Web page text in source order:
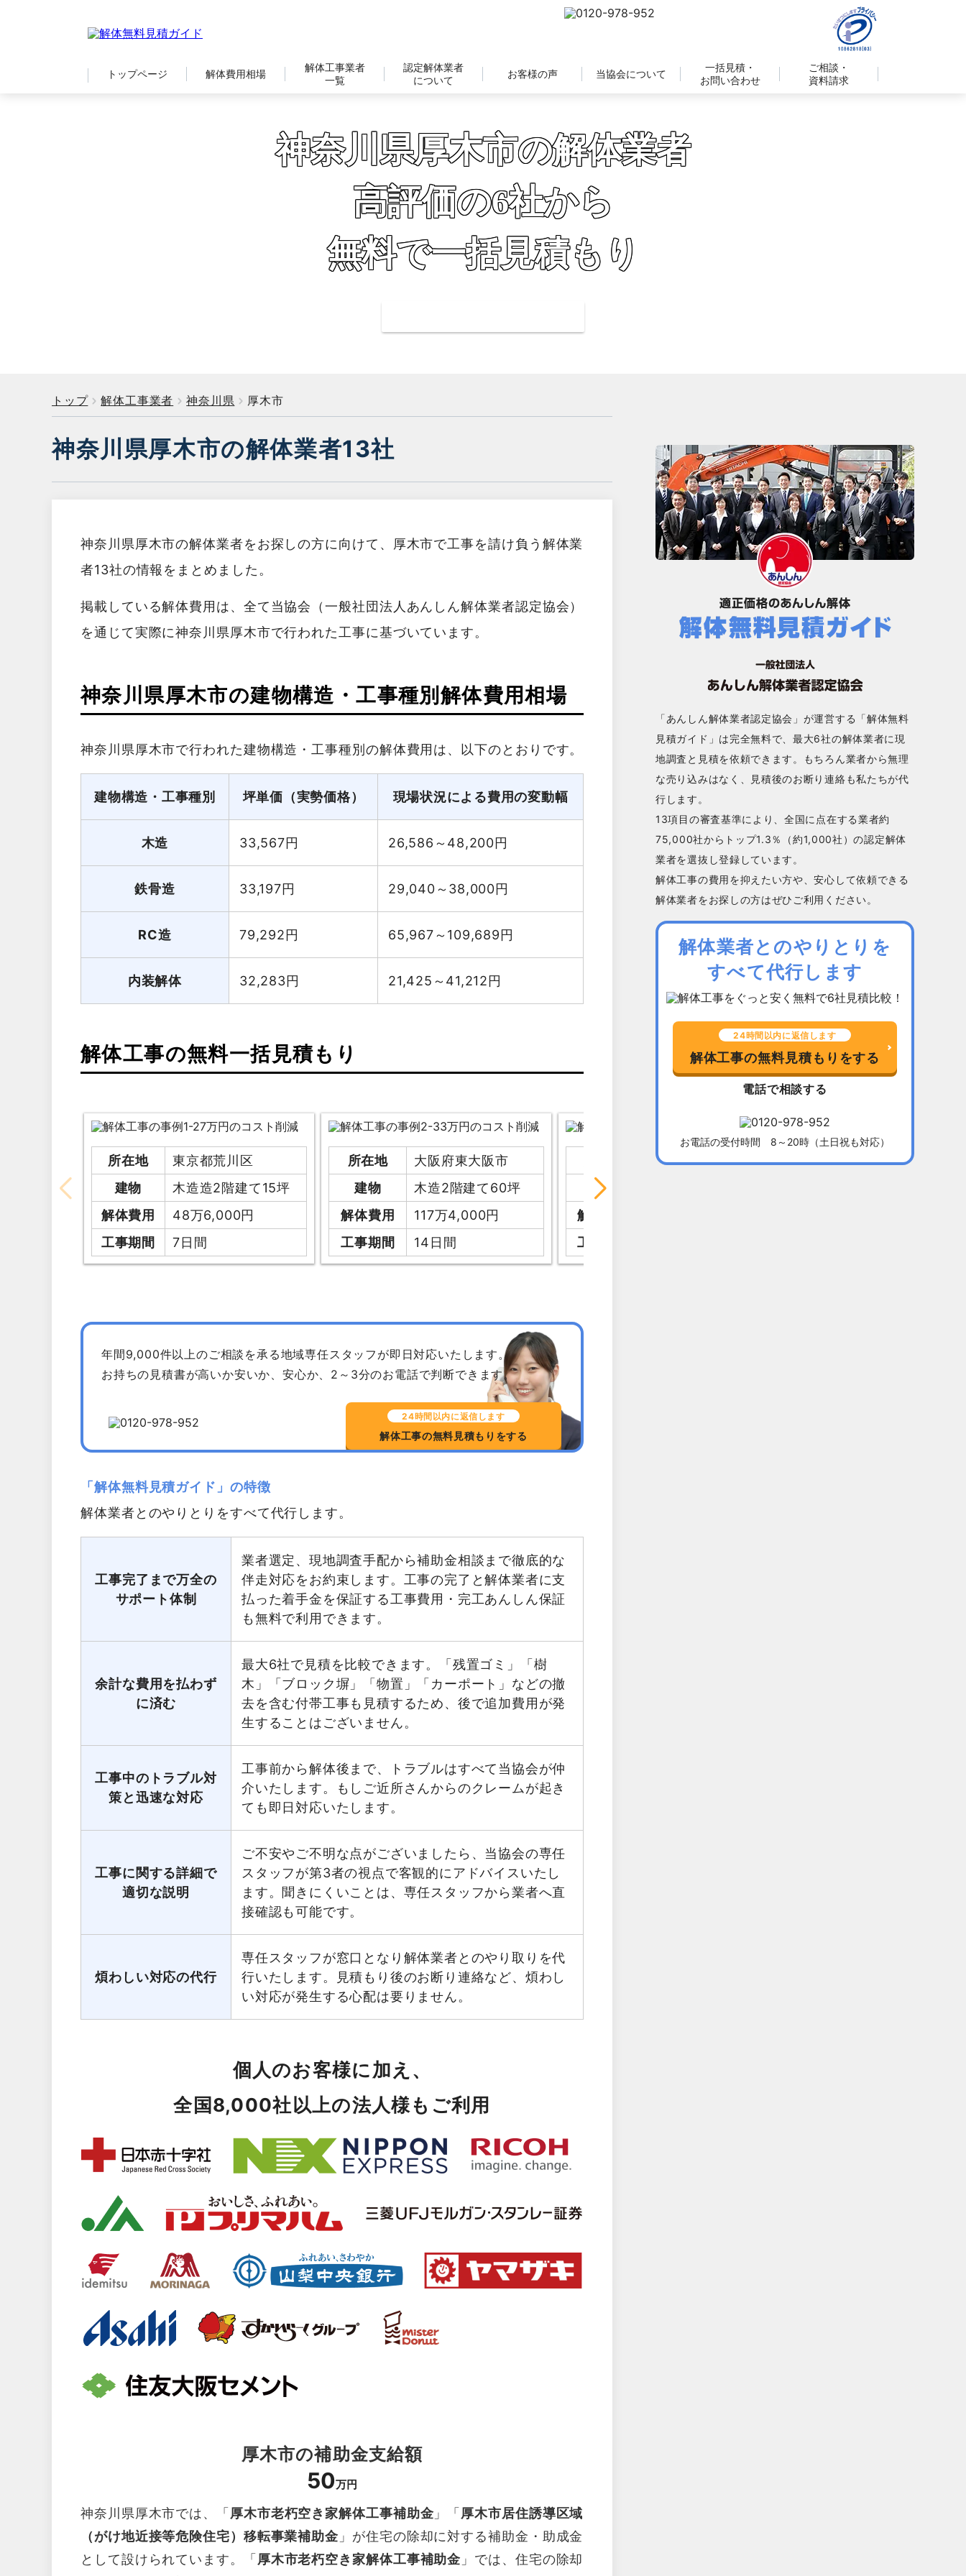
トップページ 解体費用相場
解体工事業者
一覧
認定解体業者
について
お客様の声 当協会について
一括見積・
お問い合わせ
ご相談・
資料請求
神奈川県厚木市の解体業者
高評価の6社から
無料で一括見積もり
トップ 解体工事業者 神奈川県 厚木市
神奈川県厚木市の解体業者13社
神奈川県厚木市の解体業者をお探しの方に向けて、厚木市で工事を請け負う解体業
者13社の情報をまとめました。
掲載している解体費用は、全て当協会（一般社団法人あんしん解体業者認定協会）
を通じて実際に神奈川県厚木市で行われた工事に基づいています。
神奈川県厚木市の建物構造・工事種別解体費用相場
神奈川県厚木市で行われた建物構造・工事種別の解体費用は、以下のとおりです。
建物構造・工事種別 坪単価（実勢価格） 現場状況による費用の変動幅
木造 33,567円 26,586～48,200円
鉄骨造 33,197円 29,040～38,000円
RC造 79,292円 65,967～109,689円
内装解体 32,283円 21,425～41,212円
解体工事の無料一括見積もり
所在地
東京都荒川区
建物
木造造2階建て15坪
解体費用
48万6,000円
工事期間
7日間
所在地
大阪府東大阪市
建物
木造2階建て60坪
解体費用
117万4,000円
工事期間
14日間
千葉県習志野市
建物
解体費用
工事期間
所在地
福岡県北九
年間9,000件以上のご相談を承る地域専任スタッフが即日対応いたします。
お持ちの見積書が高いか安いか、安心か、2～3分のお電話で判断できます。
24時間以内に返信します
解体工事の無料見積もりをする
「解体無料見積ガイド」の特徴
解体業者とのやりとりをすべて代行します。
工事完了まで万全の
サポート体制
業者選定、現地調査手配から補助金相談まで徹底的な
伴走対応をお約束します。工事の完了と解体業者に支
払った着手金を保証する工事費用・完工あんしん保証
も無料で利用できます。
余計な費用を払わず
に済む
最大6社で見積を比較できます。「残置ゴミ」「樹
木」「ブロック塀」「物置」「カーポート」などの撤
去を含む付帯工事も見積するため、後で追加費用が発
生することはございません。
工事中のトラブル対
策と迅速な対応
工事前から解体後まで、トラブルはすべて当協会が仲
介いたします。もしご近所さんからのクレームが起き
ても即日対応いたします。
工事に関する詳細で
適切な説明
ご不安やご不明な点がございましたら、当協会の専任
スタッフが第3者の視点で客観的にアドバイスいたし
ます。聞きにくいことは、専任スタッフから業者へ直
接確認も可能です。
煩わしい対応の代行
専任スタッフが窓口となり解体業者とのやり取りを代
行いたします。見積もり後のお断り連絡など、煩わし
い対応が発生する心配は要りません。
個人のお客様に加え、
全国8,000社以上の法人様もご利用
厚木市の補助金支給額
50万円
神奈川県厚木市では、「 厚木市老朽空き家解体工事補助金 」「 厚木市居住誘導区域
（がけ地近接等危険住宅）移転事業補助金 」が住宅の除却に対する補助金・助成金
として設けられています。「 厚木市老朽空き家解体工事補助金 」では、住宅の除却
「あんしん解体業者認定協会」が運営する「解体無料
見積ガイド」は完全無料で、最大6社の解体業者に現
地調査と見積を依頼できます。もちろん業者から無理
な売り込みはなく、見積後のお断り連絡も私たちが代
行します。
13項目の審査基準により、全国に点在する業者約
75,000社からトップ1.3％（約1,000社）の認定解体
業者を選抜し登録しています。
解体工事の費用を抑えたい方や、安心して依頼できる
解体業者をお探しの方はぜひご利用ください。
解体業者とのやりとりを
すべて代行します
24時間以内に返信します
解体工事の無料見積もりをする
電話で相談する
お電話の受付時間 8～20時（土日祝も対応）